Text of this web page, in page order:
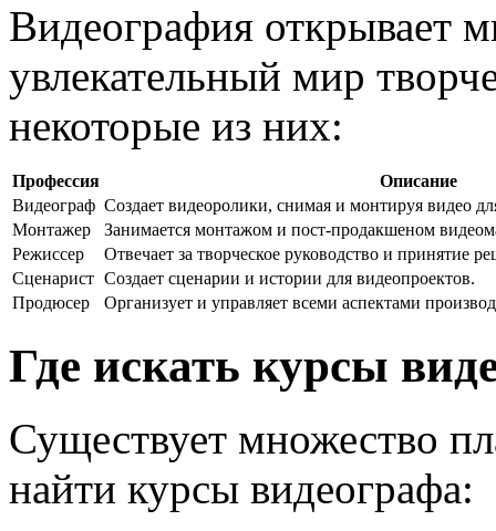
Видеография открывает
увлекательный мир
некоторые из них:
Профессия
Описание
Видеограф Создает видеоролики, снимая и монтируя видео
Монтажер
Занимается монтажом и пост-продакшеном
Режиссер
Отвечает за творческое руководство и принятие
Сценарист Создает сценарии и истории для видеопроектов.
Продюсер
Организует и управляет всеми аспектами
Где искать курсы
Существует множество
найти курсы видеографа: